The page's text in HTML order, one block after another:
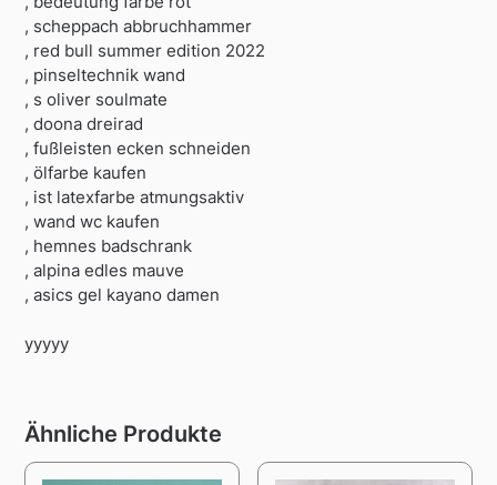
, scheppach abbruchhammer
, red bull summer edition 2022
, pinseltechnik wand
, s oliver soulmate
, doona dreirad
, fußleisten ecken schneiden
, ölfarbe kaufen
, ist latexfarbe atmungsaktiv
, wand wc kaufen
, hemnes badschrank
, alpina edles mauve
, asics gel kayano damen
yyyyy
Ähnliche Produkte